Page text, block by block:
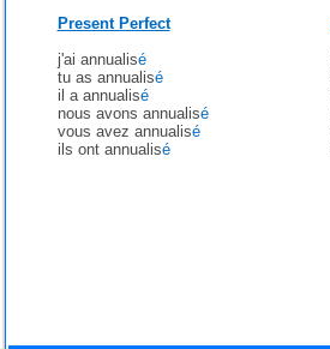
Present Perfect
j'ai annualisé
tu as annualisé
il a annualisé
nous avons annualisé
vous avez annualisé
ils ont annualisé